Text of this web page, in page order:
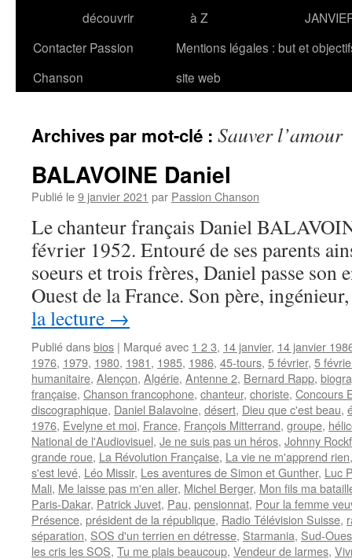
découvrir
à Z
Contacter Passion
Chanson
Mentions légales : but et
site web
Archives par mot-clé : Sauver l’amour
BALAVOINE Daniel
Publié le9 janvier 2021 par Passion Chanson
Le chanteur français Daniel
février 1952. Entouré de ses parents
soeurs et trois frères, Daniel passe son
Ouest de la France. Son père,
la lecture →
Publié dansbios | Marqué avec 1 2 3, 14 janvier, 14 janvier
1976, 1979, 1980, 1981, 1985, 1986, 45-tours, 5 février, 5
humanitaire, Alençon, Algérie, Antenne 2, Bernard Rapp,
française, Chanson francophone, chanteur, choriste, Concours
discographique, Daniel Balavoine, désert, Dieu que c'est beau,
1976, Evelyne et moi, France, François Mitterrand, groupe,
National de l'Audiovisuel, Je ne suis pas un héros, Johnny
grande roue, La Révolution Française, La vie ne m'apprend rien
s'est levé, Léo Missir, Les aventures de Simon et Gunther, Luc
Mali, Me laisse pas m'en aller, Michel Berger, Mon fils ma
Paris-Dakar, Patrick Juvet, Pau, pensionnat, Pour la femme
Présence, président de la république, Radio Télévision Suisse,
séparation, SOS d'un terrien en détresse, Starmania, Sud-
les cris les SOS, Tu me plais beaucoup, Vendeur de larmes,